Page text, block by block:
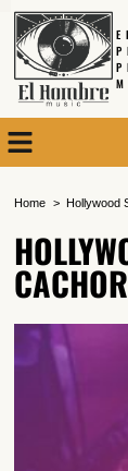
Home Hollywood